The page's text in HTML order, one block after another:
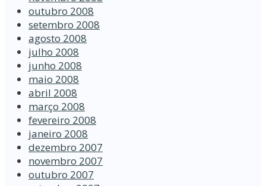
outubro 2008
setembro 2008
agosto 2008
julho 2008
junho 2008
maio 2008
abril 2008
março 2008
fevereiro 2008
janeiro 2008
dezembro 2007
novembro 2007
outubro 2007